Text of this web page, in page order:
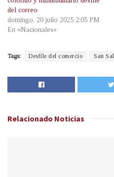
del correo
domingo, 20 julio 2025 2:05 PM
En «Nacionales»
Tags: Desfile del comercio San
Relacionado Noticias